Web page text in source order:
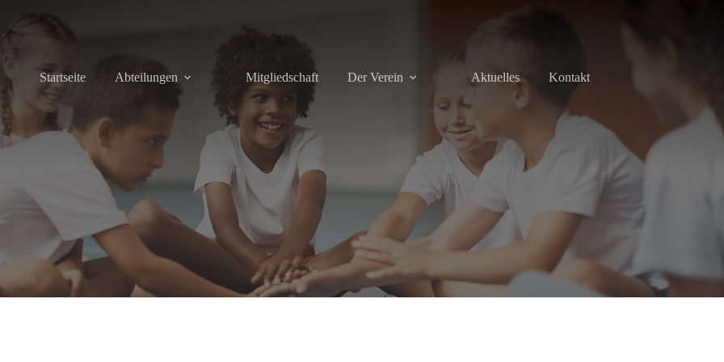
Startseite Abteilungen Mitgliedschaft Der Verein Aktuelles Kontakt